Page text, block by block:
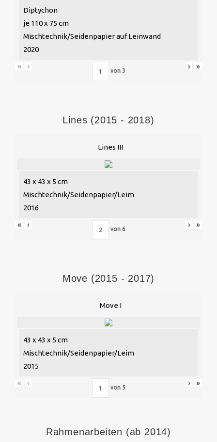
Diptychon
je 110 x 75 cm
Mischtechnik/Seidenpapier auf Leinwand
2020
« ‹
von 3
› »
Lines (2015 - 2018)
Lines III
43 x 43 x 5 cm
Mischtechnik/Seidenpapier/Leim
2016
« ‹
von 6
› »
Move (2015 - 2017)
Move I
43 x 43 x 5 cm
Mischtechnik/Seidenpapier/Leim
2015
« ‹
von 5
› »
Rahmenarbeiten (ab 2014)